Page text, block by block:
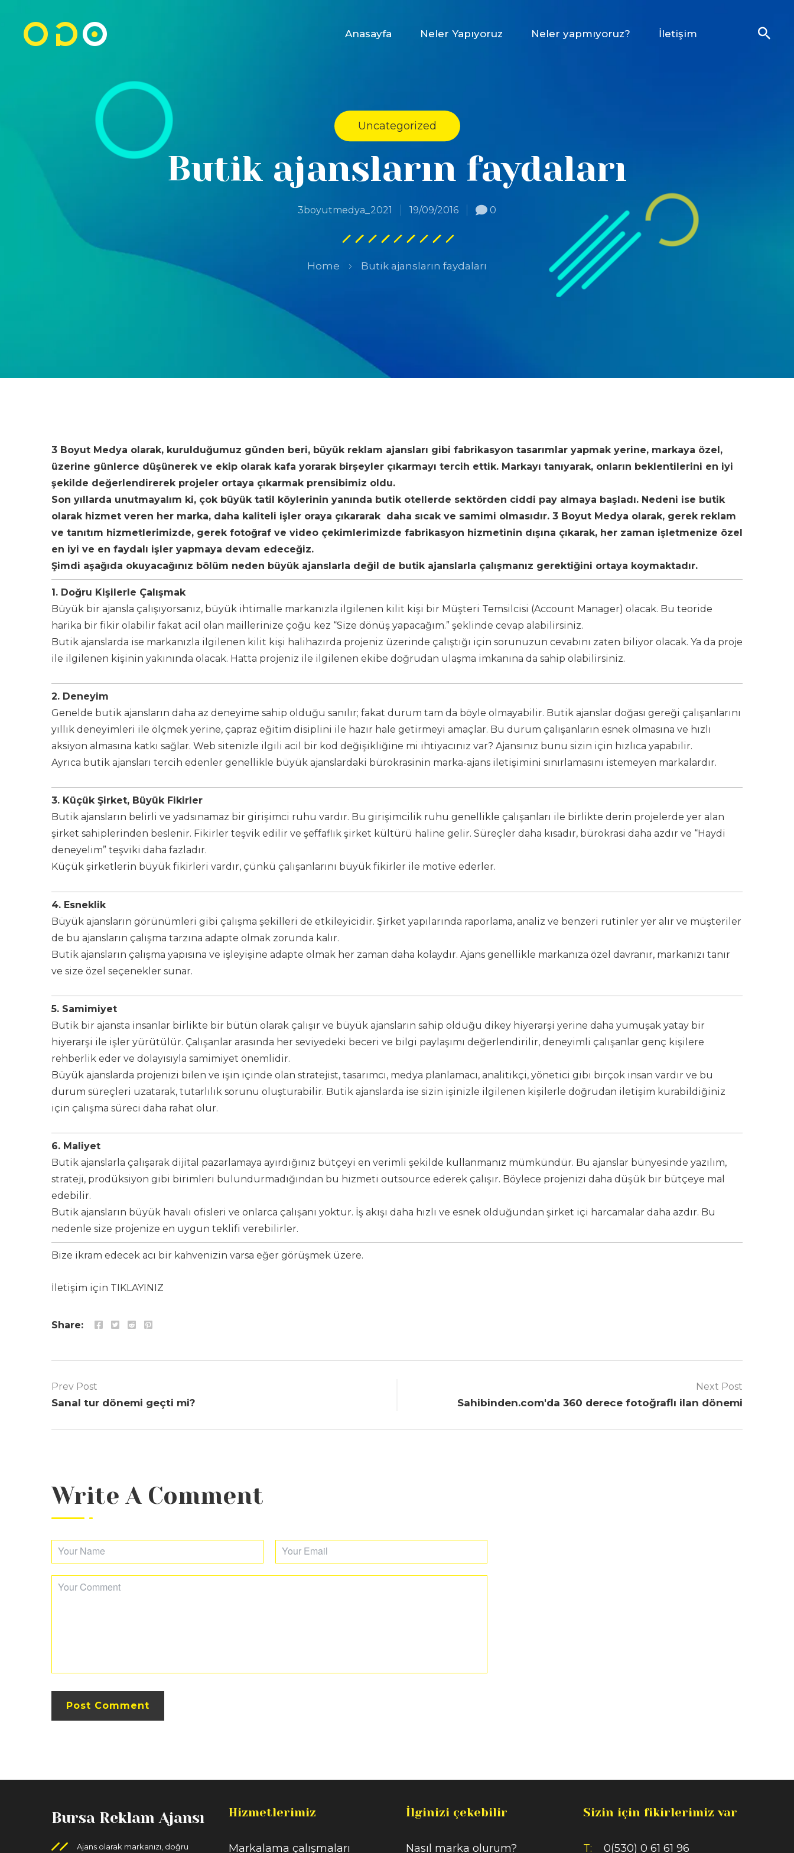
Anasayfa Neler Yapıyoruz Neler yapmıyoruz? İletişim
Uncategorized
Butik ajansların faydaları
3boyutmedya_2021 19/09/2016 0
Home Butik ajansların faydaları
3 Boyut Medya olarak, kurulduğumuz günden beri, büyük reklam ajansları gibi fabrikasyon tasarımlar yapmak yerine, markaya özel,
üzerine günlerce düşünerek ve ekip olarak kafa yorarak birşeyler çıkarmayı tercih ettik. Markayı tanıyarak, onların beklentilerini en iyi
şekilde değerlendirerek projeler ortaya çıkarmak prensibimiz oldu.
Son yıllarda unutmayalım ki, çok büyük tatil köylerinin yanında butik otellerde sektörden ciddi pay almaya başladı. Nedeni ise butik
olarak hizmet veren her marka, daha kaliteli işler oraya çıkararak daha sıcak ve samimi olmasıdır. 3 Boyut Medya olarak, gerek reklam
ve tanıtım hizmetlerimizde, gerek fotoğraf ve video çekimlerimizde fabrikasyon hizmetinin dışına çıkarak, her zaman işletmenize özel
en iyi ve en faydalı işler yapmaya devam edeceğiz.
Şimdi aşağıda okuyacağınız bölüm neden büyük ajanslarla değil de butik ajanslarla çalışmanız gerektiğini ortaya koymaktadır.
1. Doğru Kişilerle Çalışmak
Büyük bir ajansla çalışıyorsanız, büyük ihtimalle markanızla ilgilenen kilit kişi bir Müşteri Temsilcisi (Account Manager) olacak. Bu teoride
harika bir fikir olabilir fakat acil olan maillerinize çoğu kez “Size dönüş yapacağım.” şeklinde cevap alabilirsiniz.
Butik ajanslarda ise markanızla ilgilenen kilit kişi halihazırda projeniz üzerinde çalıştığı için sorunuzun cevabını zaten biliyor olacak. Ya da proje
ile ilgilenen kişinin yakınında olacak. Hatta projeniz ile ilgilenen ekibe doğrudan ulaşma imkanına da sahip olabilirsiniz.
2. Deneyim
Genelde butik ajansların daha az deneyime sahip olduğu sanılır; fakat durum tam da böyle olmayabilir. Butik ajanslar doğası gereği çalışanlarını
yıllık deneyimleri ile ölçmek yerine, çapraz eğitim disiplini ile hazır hale getirmeyi amaçlar. Bu durum çalışanların esnek olmasına ve hızlı
aksiyon almasına katkı sağlar. Web sitenizle ilgili acil bir kod değişikliğine mi ihtiyacınız var? Ajansınız bunu sizin için hızlıca yapabilir.
Ayrıca butik ajansları tercih edenler genellikle büyük ajanslardaki bürokrasinin marka-ajans iletişimini sınırlamasını istemeyen markalardır.
3. Küçük Şirket, Büyük Fikirler
Butik ajansların belirli ve yadsınamaz bir girişimci ruhu vardır. Bu girişimcilik ruhu genellikle çalışanları ile birlikte derin projelerde yer alan
şirket sahiplerinden beslenir. Fikirler teşvik edilir ve şeffaflık şirket kültürü haline gelir. Süreçler daha kısadır, bürokrasi daha azdır ve “Haydi
deneyelim” teşviki daha fazladır.
Küçük şirketlerin büyük fikirleri vardır, çünkü çalışanlarını büyük fikirler ile motive ederler.
4. Esneklik
Büyük ajansların görünümleri gibi çalışma şekilleri de etkileyicidir. Şirket yapılarında raporlama, analiz ve benzeri rutinler yer alır ve müşteriler
de bu ajansların çalışma tarzına adapte olmak zorunda kalır.
Butik ajansların çalışma yapısına ve işleyişine adapte olmak her zaman daha kolaydır. Ajans genellikle markanıza özel davranır, markanızı tanır
ve size özel seçenekler sunar.
5. Samimiyet
Butik bir ajansta insanlar birlikte bir bütün olarak çalışır ve büyük ajansların sahip olduğu dikey hiyerarşi yerine daha yumuşak yatay bir
hiyerarşi ile işler yürütülür. Çalışanlar arasında her seviyedeki beceri ve bilgi paylaşımı değerlendirilir, deneyimli çalışanlar genç kişilere
rehberlik eder ve dolayısıyla samimiyet önemlidir.
Büyük ajanslarda projenizi bilen ve işin içinde olan stratejist, tasarımcı, medya planlamacı, analitikçi, yönetici gibi birçok insan vardır ve bu
durum süreçleri uzatarak, tutarlılık sorunu oluşturabilir. Butik ajanslarda ise sizin işinizle ilgilenen kişilerle doğrudan iletişim kurabildiğiniz
için çalışma süreci daha rahat olur.
6. Maliyet
Butik ajanslarla çalışarak dijital pazarlamaya ayırdığınız bütçeyi en verimli şekilde kullanmanız mümkündür. Bu ajanslar bünyesinde yazılım,
strateji, prodüksiyon gibi birimleri bulundurmadığından bu hizmeti outsource ederek çalışır. Böylece projenizi daha düşük bir bütçeye mal
edebilir.
Butik ajansların büyük havalı ofisleri ve onlarca çalışanı yoktur. İş akışı daha hızlı ve esnek olduğundan şirket içi harcamalar daha azdır. Bu
nedenle size projenize en uygun teklifi verebilirler.
Bize ikram edecek acı bir kahvenizin varsa eğer görüşmek üzere.
İletişim için TIKLAYINIZ
Share:
Prev Post
Sanal tur dönemi geçti mi?
Next Post
Sahibinden.com'da 360 derece fotoğraflı ilan dönemi
Write A Comment
Bursa Reklam Ajansı
Ajans olarak markanızı, doğru
Hizmetlerimiz
Markalama çalışmaları
İlginizi çekebilir
Nasıl marka olurum?
Sizin için fikirlerimiz var
T: 0(530) 0 61 61 96